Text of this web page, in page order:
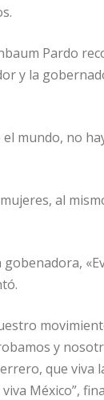
Pardo
y la
mundo, no
al
y
que viva
México”,